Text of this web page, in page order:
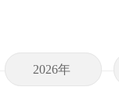
2026年